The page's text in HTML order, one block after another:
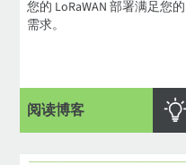
您的 LoRaWAN 部署满足您的
需求。
阅读博客